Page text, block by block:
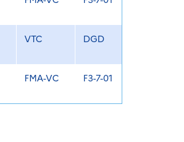
VTC DGD
FMA-VC F3-7-01